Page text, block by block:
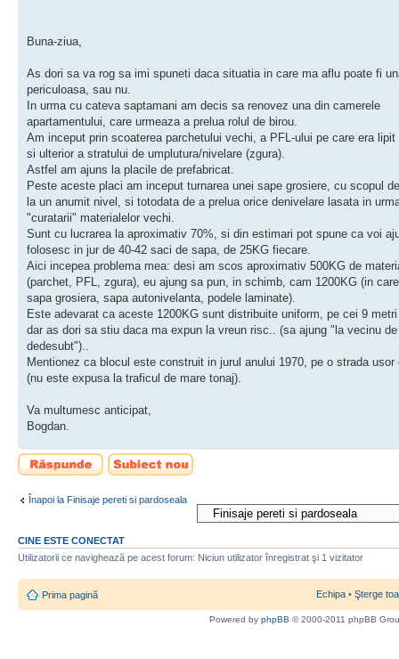
Buna-ziua,
As dori sa va rog sa imi spuneti daca situatia in care ma aflu poate fi
periculoasa, sau nu.
In urma cu cateva saptamani am decis sa renovez una din camerele
apartamentului, care urmeaza a prelua rolul de birou.
Am inceput prin scoaterea parchetului vechi, a PFL-ului pe care era lipit
si ulterior a stratului de umplutura/nivelare (zgura).
Astfel am ajuns la placile de prefabricat.
Peste aceste placi am inceput turnarea unei sape grosiere, cu scopul
la un anumit nivel, si totodata de a prelua orice denivelare lasata in
"curatarii" materialelor vechi.
Sunt cu lucrarea la aproximativ 70%, si din estimari pot spune ca voi
folosesc in jur de 40-42 saci de sapa, de 25KG fiecare.
Aici incepea problema mea: desi am scos aproximativ 500KG de
(parchet, PFL, zgura), eu ajung sa pun, in schimb, cam 1200KG (in
sapa grosiera, sapa autonivelanta, podele laminate).
Este adevarat ca aceste 1200KG sunt distribuite uniform, pe cei 9
dar as dori sa stiu daca ma expun la vreun risc.. (sa ajung "la vecinu de
dedesubt")..
Mentionez ca blocul este construit in jurul anului 1970, pe o strada usor
(nu este expusa la traficul de mare tonaj).
Va multumesc anticipat,
Bogdan.
Scrie un răspuns
Scrie un subiect
nou
Înapoi la Finisaje pereti si pardoseala
CINE ESTE CONECTAT
Utilizatorii ce navighează pe acest forum: Niciun utilizator înregistrat şi 1 vizitator
Prima pagină Echipa • Şterge
Powered by phpBB © 2000-2011 phpBB